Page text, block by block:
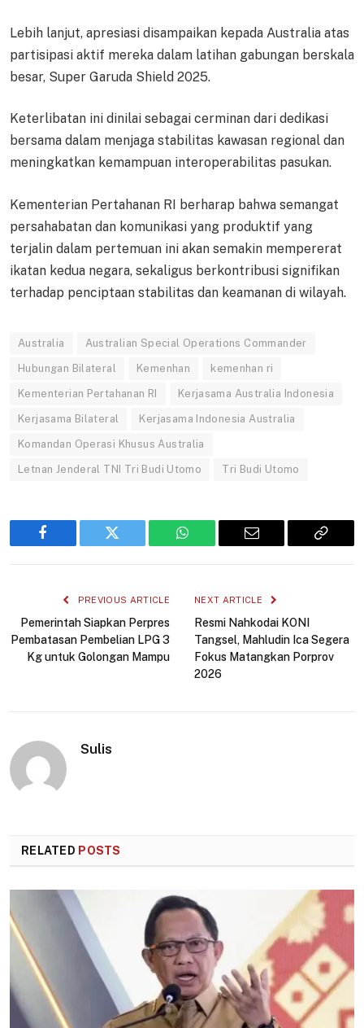
Lebih lanjut, apresiasi disampaikan kepada Australia atas
partisipasi aktif mereka dalam latihan gabungan berskala
besar, Super Garuda Shield 2025.
Keterlibatan ini dinilai sebagai cerminan dari dedikasi
bersama dalam menjaga stabilitas kawasan regional dan
meningkatkan kemampuan interoperabilitas pasukan.
Kementerian Pertahanan RI berharap bahwa semangat
persahabatan dan komunikasi yang produktif yang
terjalin dalam pertemuan ini akan semakin mempererat
ikatan kedua negara, sekaligus berkontribusi signifikan
terhadap penciptaan stabilitas dan keamanan di wilayah.
Australia Australian Special Operations Commander
Hubungan Bilateral Kemenhan kemenhan ri
Kementerian Pertahanan RI Kerjasama Australia Indonesia
Kerjasama Bilateral Kerjasama Indonesia Australia
Komandan Operasi Khusus Australia
Letnan Jenderal TNI Tri Budi Utomo Tri Budi Utomo
Facebook Twitter WhatsApp Email
Copy
PREVIOUS ARTICLE
Pemerintah Siapkan Perpres
Pembatasan Pembelian LPG 3
Kg untuk Golongan Mampu
NEXT ARTICLE
Resmi Nahkodai KONI
Tangsel, Mahludin Ica Segera
Fokus Matangkan Porprov
2026
Sulis
RELATED POSTS